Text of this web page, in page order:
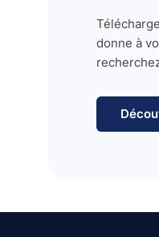
donne à